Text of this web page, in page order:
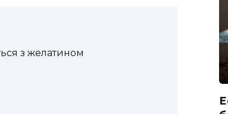
з желатином